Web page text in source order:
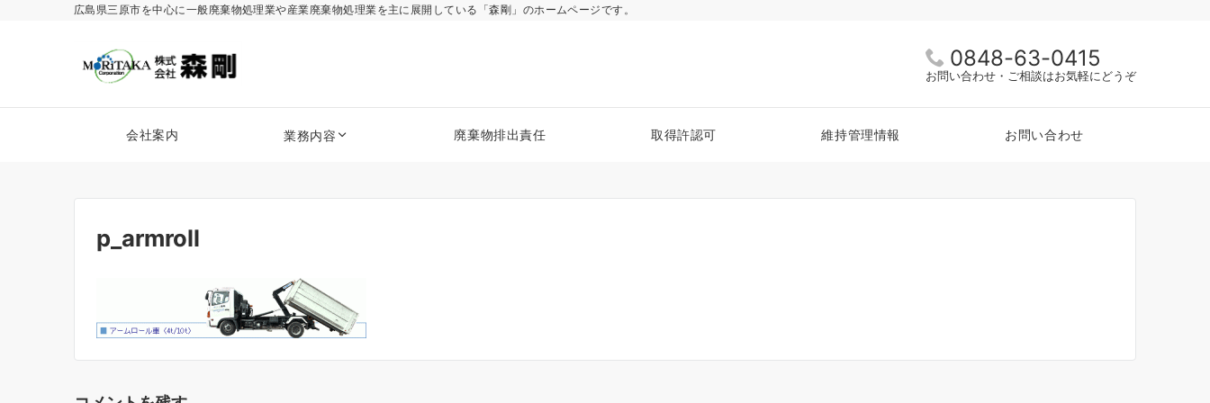
広島県三原市を中心に一般廃棄物処理業や産業廃棄物処理業を主に展開している「森剛」のホームページです。
0848-63-0415
お問い合わせ・ご相談はお気軽にどうぞ
会社案内 業務内容 廃棄物排出責任 取得許認可 維持管理情報 お問い合わせ
p_armroll